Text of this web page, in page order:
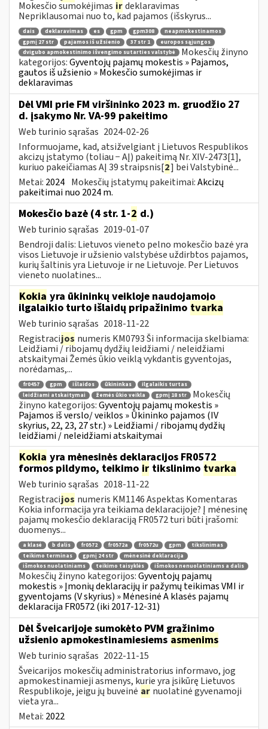
Mokesčio sumokėjimas irdeklaravimas
Nepriklausomai nuo to, kad pajamos (išskyrus...
dais deklaravimas es gpm gpm308
neapmokestinamos
gpmį 27 str
pajamos iš užsienio 37 str 1
europos sąjungos
dvigubo apmokestinimo išvengimo sutarties valstybė
Mokesčių žinyno
kategorijos:Gyventojų pajamų mokestis » Pajamos,
gautos iš užsienio » Mokesčio sumokėjimas ir
deklaravimas
Dėl VMI prie FM viršininko 2023 m. gruodžio 27
d. įsakymo Nr. VA-99 pakeitimo
Web turinio sąrašas 2024-02-26
Informuojame, kad, atsižvelgiant į Lietuvos Respublikos
akcizų įstatymo (toliau − AĮ) pakeitimą Nr. XIV-2473[1],
kuriuo pakeičiamas AĮ 39 straipsnis[2] bei Valstybinė...
Metai: 2024 Mokesčių įstatymų pakeitimai:Akcizų
pakeitimai nuo 2024 m.
Mokesčio bazė (4 str. 1-2 d.)
Web turinio sąrašas 2019-01-07
Bendroji dalis: Lietuvos vieneto pelno mokesčio bazė yra
visos Lietuvoje ir užsienio valstybėse uždirbtos pajamos,
kurių šaltinis yra Lietuvoje ir ne Lietuvoje. Per Lietuvos
vieneto nuolatines...
Kokia yra ūkininkų veikloje naudojamojo
ilgalaikio turto išlaidų pripažinimo tvarka
Web turinio sąrašas 2018-11-22
Registracijos numeris KM0793 Ši informacija skelbiama:
Leidžiami / ribojamų dydžių leidžiami / neleidžiami
atskaitymai Žemės ūkio veiklą vykdantis gyventojas,
norėdamas,...
fr0457 gpm išlaidos ūkininkas
ilgalaikis turtas
leidžiami atskaitymai
žemės ūkio veikla gpmį 18 str
Mokesčių
žinyno kategorijos:Gyventojų pajamų mokestis »
Pajamos iš verslo/ veiklos » Ūkininko pajamos (IV
skyrius, 22, 23, 27 str.) » Leidžiami / ribojamų dydžių
leidžiami / neleidžiami atskaitymai
Kokia yra mėnesinės deklaracijos FR0572
formos pildymo, teikimo ir tikslinimo tvarka
Web turinio sąrašas 2018-11-22
Registracijos numeris KM1146 Aspektas Komentaras
Kokia informacija yra teikiama deklaracijoje? Į mėnesinę
pajamų mokesčio deklaraciją FR0572 turi būti įrašomi:
duomenys...
a klasė b dalis fr0572 fr0572a fr0572u gpm
tikslinimas
teikimo terminas
gpmį 24 str
mėnesinė deklaracija
išmokos nuolatiniams
teikimo taisyklės išmokos nenuolatiniams a dalis
Mokesčių žinyno kategorijos:Gyventojų pajamų
mokestis » Įmonių deklaracijų ir pažymų teikimas VMI ir
gyventojams (V skyrius) » Mėnesinė A klasės pajamų
deklaracija FR0572 (iki 2017-12-31)
Dėl Šveicarijoje sumokėto PVM grąžinimo
užsienio apmokestinamiesiems asmenims
Web turinio sąrašas 2022-11-15
Šveicarijos mokesčių administratorius informavo, jog
apmokestinamieji asmenys, kurie yra įsikūrę Lietuvos
Respublikoje, jeigu jų buveinė ar nuolatinė gyvenamoji
vieta yra...
Metai: 2022